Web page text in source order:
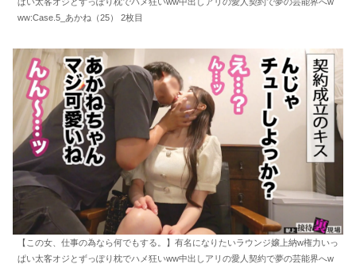
ww:Case.5_あかね（25） 2枚目
【この女、仕事の為なら何でもする。】有名になりたいラウンジ嬢上納w権力いっ
ぱい太客オジとずっぽり枕でハメ狂いww中出しアリの愛人契約で夢の芸能界へw